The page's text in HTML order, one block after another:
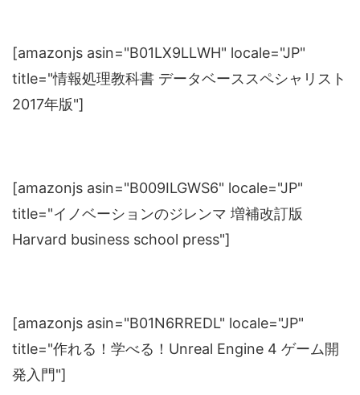
[amazonjs asin="B01LX9LLWH" locale="JP"
title="情報処理教科書 データベーススペシャリスト
2017年版"]
[amazonjs asin="B009ILGWS6" locale="JP"
title="イノベーションのジレンマ 増補改訂版
Harvard business school press"]
[amazonjs asin="B01N6RREDL" locale="JP"
title="作れる！学べる！Unreal Engine 4 ゲーム開
発入門"]